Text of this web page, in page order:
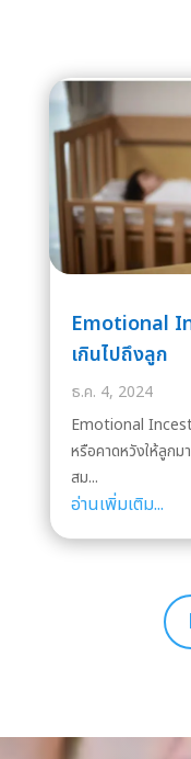
Emotional
เกินไปถึงลูก
ธ.ค. 4, 2024
Emotional
หรือคาดหวังให้ลูกม
สม...
อ่านเพิ่มเติม...